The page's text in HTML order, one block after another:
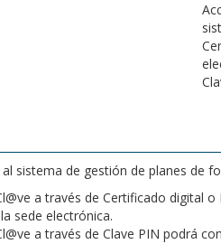
sistema de gestión de planes de
a través de Certificado digital
sede electrónica.
a través de Clave PIN podrá